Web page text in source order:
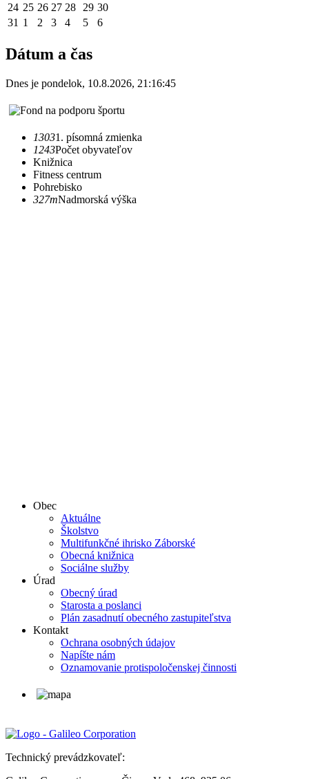
24 25 26 27 28 29 30
31 1 2 3 4 5 6
Dátum a čas
Dnes je pondelok, 10.8.2026, 21:16:45
13031. písomná zmienka
1243Počet obyvateľov
Knižnica
Fitness centrum
Pohrebisko
327mNadmorská výška
Obec
Aktuálne
Školstvo
Multifunkčné ihrisko Záborské
Obecná knižnica
Sociálne služby
Úrad
Obecný úrad
Starosta a poslanci
Plán zasadnutí obecného zastupiteľstva
Kontakt
Ochrana osobných údajov
Napíšte nám
Oznamovanie protispoločenskej činnosti
Technický prevádzkovateľ: